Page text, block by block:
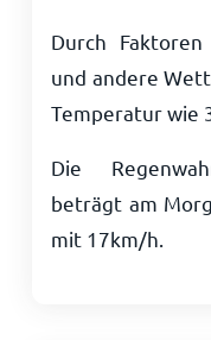
Durch
und andere
Temperatur wie
Die
beträgt am
mit 17km/h